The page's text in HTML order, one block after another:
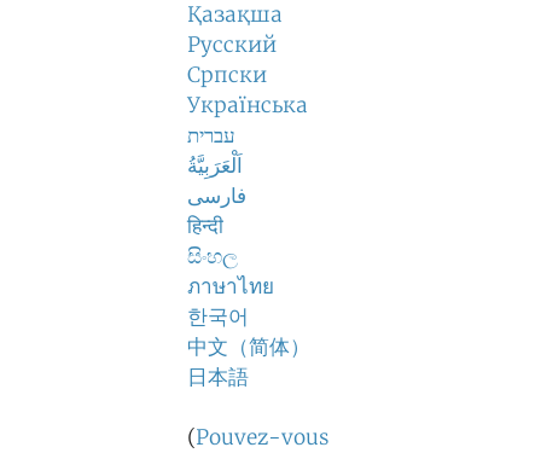
Қазақша
Русский
Српски
Українська
עברית
اَلْعَرَبِيَّةُ
فارسی
हिन्दी
සිංහල
ภาษาไทย
한국어
中文（简体）
日本語
(Pouvez-vous